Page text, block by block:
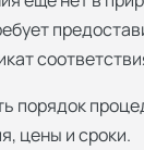
порядок
цены и сроки.